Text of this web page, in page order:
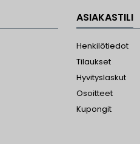
ASIAKASTILI
Henkilötiedot
Tilaukset
Hyvityslaskut
Osoitteet
Kupongit